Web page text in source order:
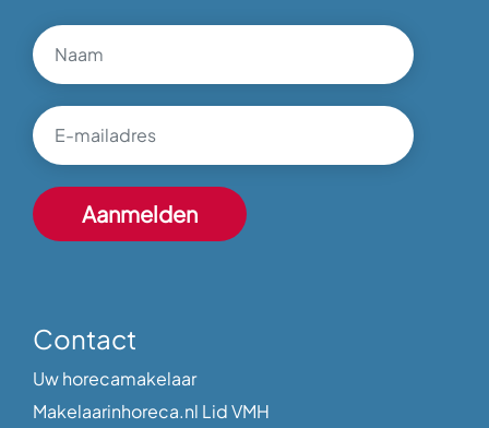
Contact
Uw horecamakelaar
Makelaarinhoreca.nl Lid VMH